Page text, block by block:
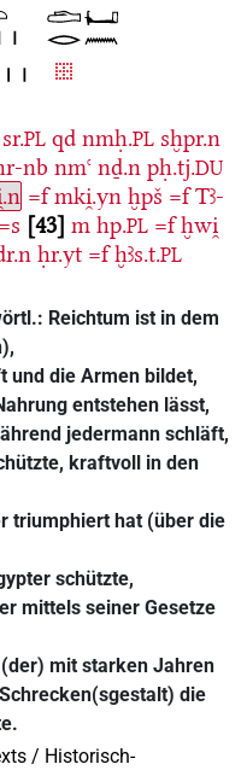
sr.PL qd nmḥ.PL sḫpr.n
nb nmꜥ nḏ.n pḥ.tj.DU
=f mki̯.yn ḫpš =f Tꜣ-
=s 43 m hp.PL =f ḫwi̯
ḥr.yt =f ḫꜣs.t.PL
Reichtum ist in dem
und die Armen bildet,
entstehen lässt,
jedermann schläft,
kraftvoll in den
triumphiert hat (über die
schützte,
mittels seiner Gesetze
mit starken Jahren
die
/ Historisch-